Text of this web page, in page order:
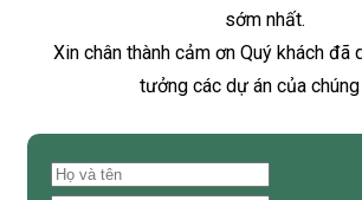
sớm nhất.
Xin chân thành cảm ơn Quý khách đã
tưởng các dự án của